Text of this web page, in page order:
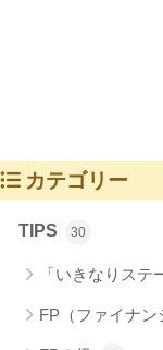
カテゴリー
TIPS 30
「いきなりス
FP（ファイナン